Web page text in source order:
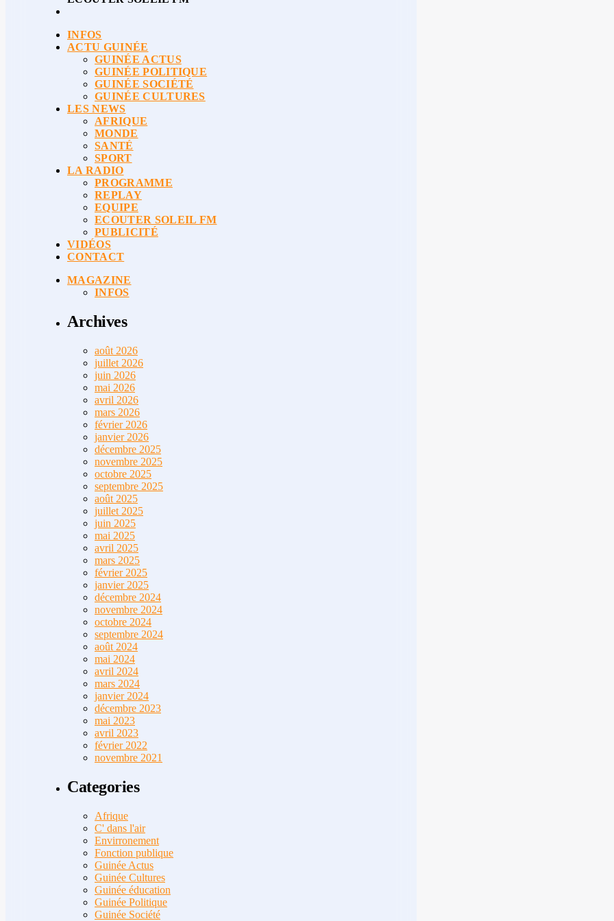
INFOS
ACTU GUINÉE
GUINÉE ACTUS
GUINÉE POLITIQUE
GUINÉE SOCIÉTÉ
GUINÉE CULTURES
LES NEWS
AFRIQUE
MONDE
SANTÉ
SPORT
LA RADIO
PROGRAMME
REPLAY
EQUIPE
ECOUTER SOLEIL FM
PUBLICITÉ
VIDÉOS
CONTACT
MAGAZINE
INFOS
Archives
août 2026
juillet 2026
juin 2026
mai 2026
avril 2026
mars 2026
février 2026
janvier 2026
décembre 2025
novembre 2025
octobre 2025
septembre 2025
août 2025
juillet 2025
juin 2025
mai 2025
avril 2025
mars 2025
février 2025
janvier 2025
décembre 2024
novembre 2024
octobre 2024
septembre 2024
août 2024
mai 2024
avril 2024
mars 2024
janvier 2024
décembre 2023
mai 2023
avril 2023
février 2022
novembre 2021
Categories
Afrique
C' dans l'air
Envirronement
Fonction publique
Guinée Actus
Guinée Cultures
Guinée éducation
Guinée Politique
Guinée Société